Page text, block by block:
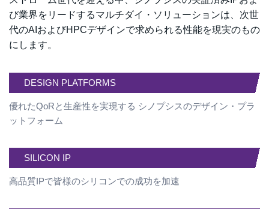
び業界をリードするマルチダイ・ソリューションは、次世
代のAIおよびHPCデザインで求められる性能を現実のもの
にします。
DESIGN PLATFORMS
優れたQoRと生産性を実現する シノプシスのデザイン・プラ
ットフォーム
SILICON IP
高品質IPで皆様のシリコンでの成功を加速